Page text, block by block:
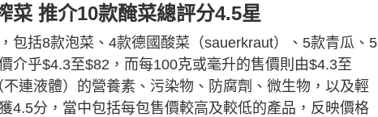
菜 推介10款醃菜總評分4.5星
包括8款泡菜、4款德國酸菜（sauerkraut）、5款青瓜、5
介乎$4.3至$82，而每100克或毫升的售價則由$4.3至
連液體）的營養素、污染物、防腐劑、微生物，以及輕
4.5分，當中包括每包售價較高及較低的產品，反映價格